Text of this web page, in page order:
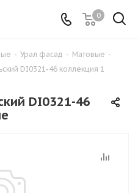
0
- Урал фасад - Матовые -
DI0321-46 коллекция 1
DI0321-46